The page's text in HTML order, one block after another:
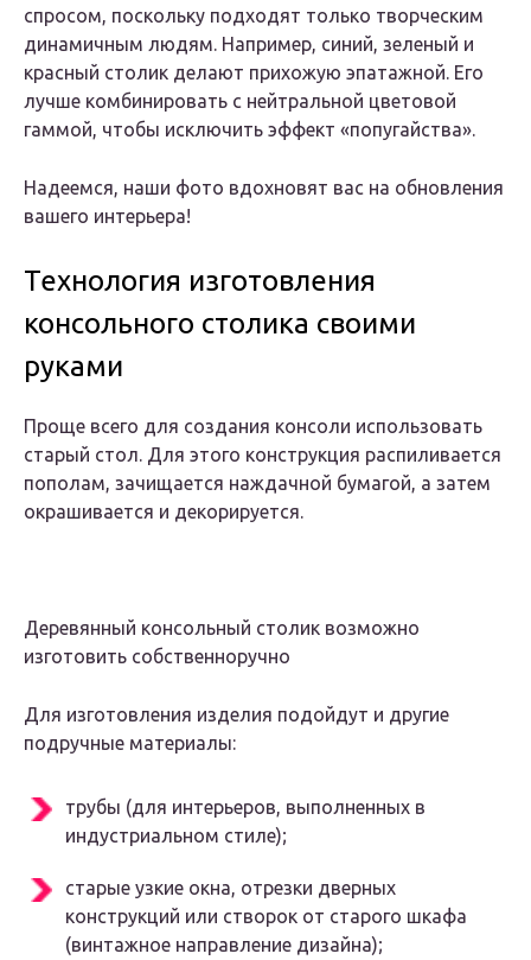
спросом, поскольку подходят только творческим
динамичным людям. Например, синий, зеленый и
красный столик делают прихожую эпатажной. Его
лучше комбинировать с нейтральной цветовой
гаммой, чтобы исключить эффект «попугайства».
Надеемся, наши фото вдохновят вас на обновления
вашего интерьера!
Технология изготовления
консольного столика своими
руками
Проще всего для создания консоли использовать
старый стол. Для этого конструкция распиливается
пополам, зачищается наждачной бумагой, а затем
окрашивается и декорируется.
Деревянный консольный столик возможно
изготовить собственноручно
Для изготовления изделия подойдут и другие
подручные материалы:
трубы (для интерьеров, выполненных в
индустриальном стиле);
старые узкие окна, отрезки дверных
конструкций или створок от старого шкафа
(винтажное направление дизайна);